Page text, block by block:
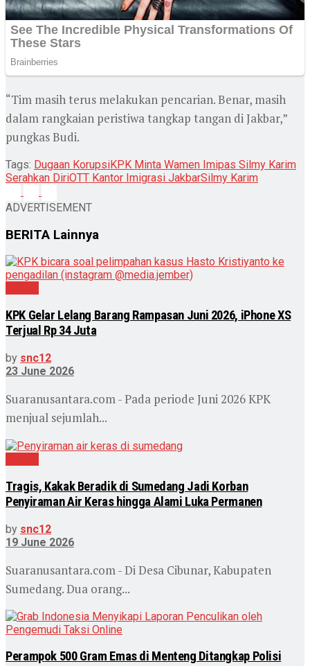
“Tim masih terus melakukan pencarian. Benar, masih
dalam rangkaian peristiwa tangkap tangan di Jakbar,”
pungkas Budi.
Tags: Dugaan KorupsiKPK Minta Wamen Imipas Silmy Karim
Serahkan DiriOTT Kantor Imigrasi JakbarSilmy Karim
ADVERTISEMENT
BERITA Lainnya
KPK Gelar Lelang Barang Rampasan Juni 2026, iPhone XS
Terjual Rp 34 Juta
by snc12
23 June 2026
Suaranusantara.com - Pada periode Juni 2026 KPK
menjual sejumlah...
Tragis, Kakak Beradik di Sumedang Jadi Korban
Penyiraman Air Keras hingga Alami Luka Permanen
by snc12
19 June 2026
Suaranusantara.com - Di Desa Cibunar, Kabupaten
Sumedang. Dua orang...
Perampok 500 Gram Emas di Menteng Ditangkap Polisi